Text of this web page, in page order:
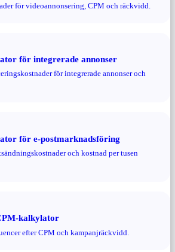
för videoannonsering, CPM och räckvidd.
för integrerade annonser
för integrerade annonser och
för e-postmarknadsföring
och kostnad per tusen
kalkylator
efter CPM och kampanjräckvidd.